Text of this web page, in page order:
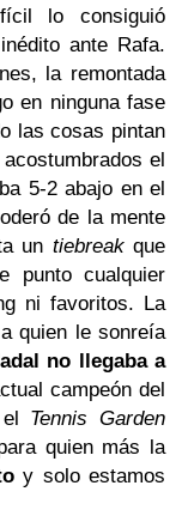
lo consiguió
ante Rafa.
la remontada
en ninguna fase
las cosas pintan
el
5-2 abajo en el
de la mente
un tiebreakque
punto cualquier
ni favoritos. La
quien le sonreía
no llegaba a
campeón del
Tennis Garden
quien más la
y solo estamos